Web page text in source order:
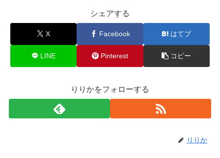
シェアする
X Facebook はてブ
LINE Pinterest コピー
りりかをフォローする
りりか